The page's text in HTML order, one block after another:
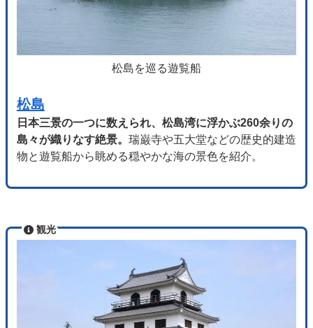
松島を巡る遊覧船
松島
日本三景の一つに数えられ、松島湾に浮かぶ260余りの
島々が織りなす絶景。 瑞巌寺や五大堂などの歴史的建造
物と遊覧船から眺める穏やかな海の景色を紹介。
観光